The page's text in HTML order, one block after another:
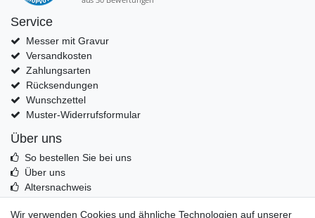
Service
Messer mit Gravur
Versandkosten
Zahlungsarten
Rücksendungen
Wunschzettel
Muster-Widerrufsformular
Über uns
So bestellen Sie bei uns
Über uns
Altersnachweis
Wir verwenden Cookies und ähnliche Technologien auf unserer